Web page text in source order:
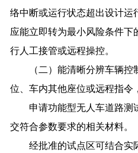
络中断或运行状态超出设计运
应能立即转为最小风险条件下
行人工接管或远程操控。
（二）能清晰分辨车辆控
位、车内其他座位或远程指令
申请功能型无人车道路测
交符合参数要求的相关材料。
经批准的试点区可结合实